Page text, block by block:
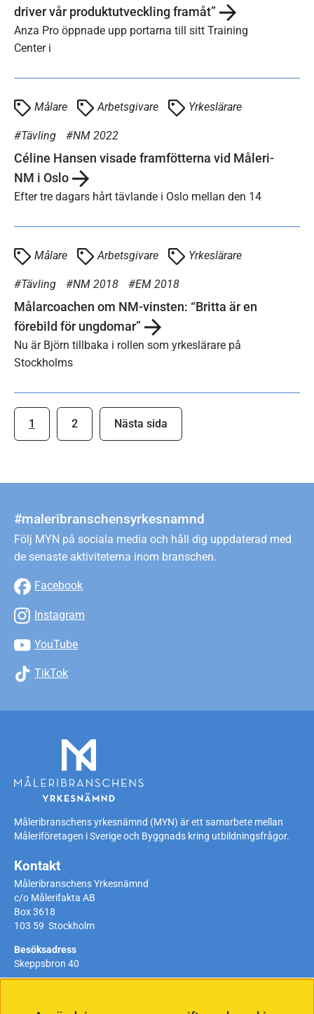
driver vår produktutveckling framåt”
Anza Pro öppnade upp portarna till sitt Training
Center i
Målare Arbetsgivare Yrkeslärare
Tävling NM 2022
Céline Hansen visade framfötterna vid Måleri-
NM i Oslo
Efter tre dagars hårt tävlande i Oslo mellan den 14
Målare Arbetsgivare Yrkeslärare
Tävling NM 2018 EM 2018
Målarcoachen om NM-vinsten: “Britta är en
förebild för ungdomar”
Nu är Björn tillbaka i rollen som yrkeslärare på
Stockholms
Pagination
Page
1 Page
2
Next
Nästa sida
#maleribranschensyrkesnamnd
Följ MYN på sociala media och håll dig uppdaterad med
de senaste aktiviteterna inom branschen.
Facebook
Instagram
YouTube
TikTok
Måleribranschens yrkesnämnd (MYN) är ett samarbete mellan
Måleriföretagen i Sverige och Byggnads kring utbildningsfrågor.
Kontakt
Måleribranschens Yrkesnämnd
c/o Målerifakta AB
Box 3618
103 59 Stockholm
Besöksadress
Skeppsbron 40